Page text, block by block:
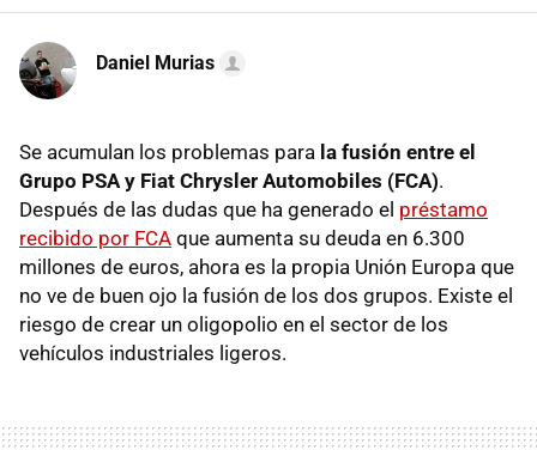
Daniel Murias
Se acumulan los problemas para la fusión entre el
Grupo PSA y Fiat Chrysler Automobiles (FCA).
Después de las dudas que ha generado el préstamo
recibido por FCA que aumenta su deuda en 6.300
millones de euros, ahora es la propia Unión Europa que
no ve de buen ojo la fusión de los dos grupos. Existe el
riesgo de crear un oligopolio en el sector de los
vehículos industriales ligeros.